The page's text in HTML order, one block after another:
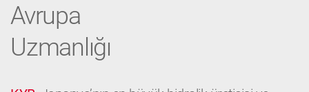
Avrupa
Uzmanlığı